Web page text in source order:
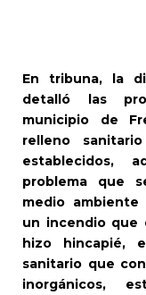
En tribuna, la
detalló las
municipio de
relleno
establecidos,
problema que
medio
un incendio que
hizo hincapié,
sanitario que
inorgánicos,